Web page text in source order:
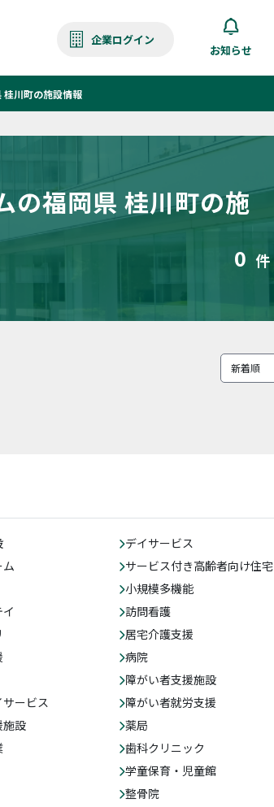
企業ログイン
お知らせ
桂川町の施設情報
の福岡県 桂川町の施
0 件
デイサービス
サービス付き高齢者向け住宅
小規模多機能
訪問看護
居宅介護支援
病院
障がい者支援施設
ービス
障がい者就労支援
施設
薬局
歯科クリニック
学童保育・児童館
整骨院